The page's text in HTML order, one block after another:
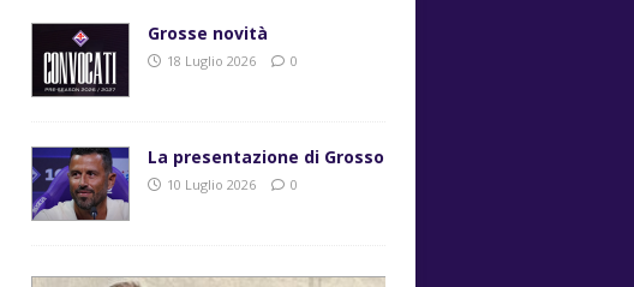
Grosse novità
18 Luglio 2026 0
La presentazione di Grosso
10 Luglio 2026 0